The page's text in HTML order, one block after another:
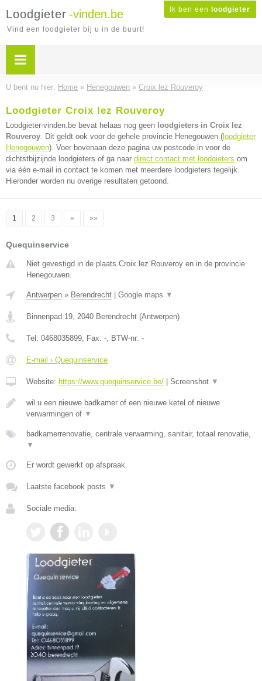
Ik ben een loodgieter
Loodgieter -vinden.be
Vind een loodgieter bij u in de buurt!
U bent nu hier: Home » Henegouwen » Croix lez Rouveroy
Loodgieter Croix lez Rouveroy
Loodgieter-vinden.be bevat helaas nog geen loodgieters in Croix lez
Rouveroy. Dit geldt ook voor de gehele provincie Henegouwen ( loodgieter
Henegouwen). Voer bovenaan deze pagina uw postcode in voor de
dichtstbijzijnde loodgieters of ga naar direct contact met loodgieters om
via één e-mail in contact te komen met meerdere loodgieters tegelijk.
Hieronder worden nu overige resultaten getoond.
1 2 3 » »»
Quequinservice
Niet gevestigd in de plaats Croix lez Rouveroy en in de provincie
Henegouwen.
Antwerpen » Berendrecht Google maps ▼
Binnenpad 19, 2040 Berendrecht (Antwerpen)
Tel: 0468035899, Fax: -, BTW-nr: -
E-mail › Quequinservice
Website: https://www.quequinservice.be/ Screenshot ▼
wil u een nieuwe badkamer of een nieuwe ketel of nieuwe
verwarmingen of ▼
badkamerrenovatie, centrale verwarming, sanitair, totaal renovatie,
▼
Er wordt gewerkt op afspraak.
Laatste facebook posts ▼
Sociale media: